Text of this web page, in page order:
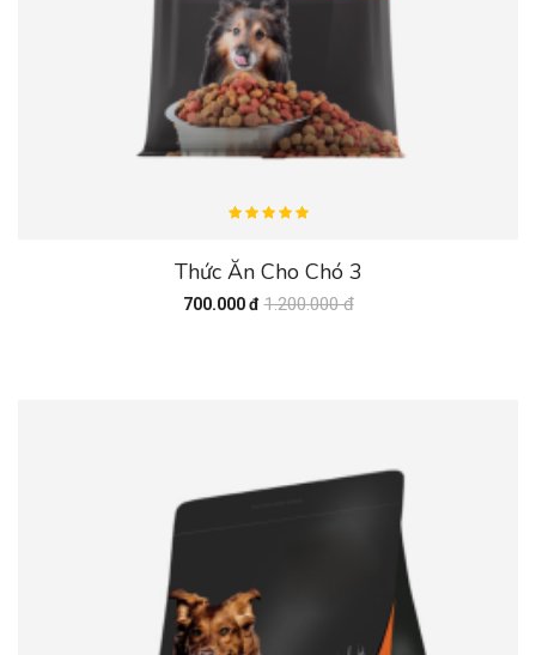
Thức Ăn Cho Chó 3
700.000 đ 1.200.000 đ